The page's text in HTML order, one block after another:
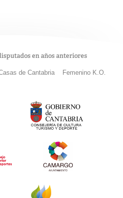
en años anteriores
de Cantabria Femenino K.O.